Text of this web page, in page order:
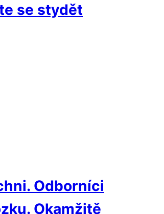
se stydět
Odborníci
Okamžitě